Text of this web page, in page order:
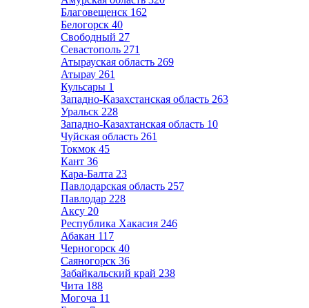
Благовещенск 162
Белогорск 40
Свободный 27
Севастополь 271
Атырауская область 269
Атырау 261
Кульсары 1
Западно-Казахстанская область 263
Уральск 228
Западно-Казахтанская область 10
Чуйская область 261
Токмок 45
Кант 36
Кара-Балта 23
Павлодарская область 257
Павлодар 228
Аксу 20
Республика Хакасия 246
Абакан 117
Черногорск 40
Саяногорск 36
Забайкальский край 238
Чита 188
Могоча 11